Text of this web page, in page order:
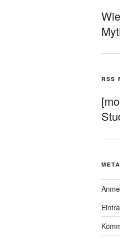
RSS
META